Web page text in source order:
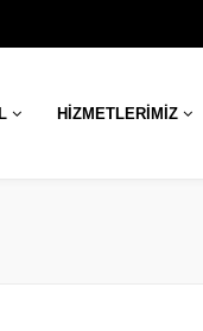
HIZMETLERIMIZ